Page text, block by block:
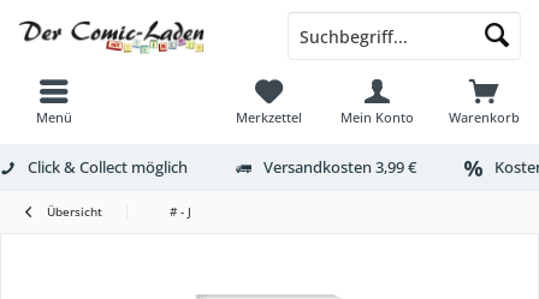
Menü Warenkorb
Merkzettel Mein Konto
Click & Collect möglich Versandkosten 3,99 €
Übersicht # - J